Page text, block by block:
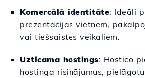
Komercālā identitāte: Ideāli
prezentācijas vietnēm,
vai tiešsaistes veikaliem.
Uzticama hostings: Hostico
hostinga risinājumus,